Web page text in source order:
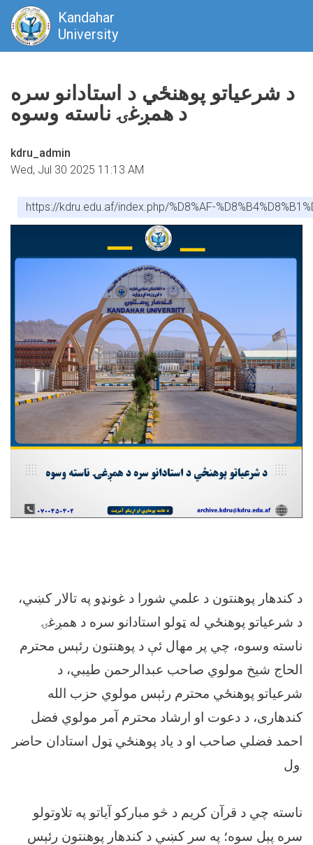
main
content
Kandahar
University
د شرعیاتو پوهنځي د استادانو سره
د همږغۍ ناسته وسوه
kdru_admin
Wed, Jul 30 2025 11:13 AM
https://kdru.edu.af/index.php/%D8%AF-
د کندهار پوهنتون د علمي شورا د غونډو په تالار کښي،
د شرعیاتو پوهنځي له ټولو استادانو سره د همږغۍ
ناسته وسوه، چي پر مهال ئې د پوهنتون رئېس محترم
الحاج شيخ مولوي صاحب عبدالرحمن طیبي، د
شرعیاتو پوهنځي محترم رئېس مولوي حزب الله
کندهارى، د دعوت او ارشاد محترم آمر مولوي فضل
احمد فضلي صاحب او د ياد پوهنځي ټول استادان حاضر
ول.
ناسته چي د قرآن کریم د څو مبارکو آیاتو په تلاوتولو
سره پېل سوه؛ په سر کښي د کندهار پوهنتون رئېس